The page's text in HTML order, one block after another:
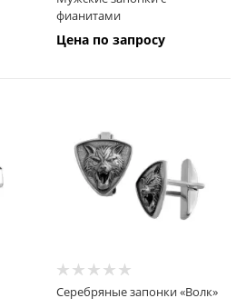
фианитами
Цена по запросу
Серебряные запонки «Волк»